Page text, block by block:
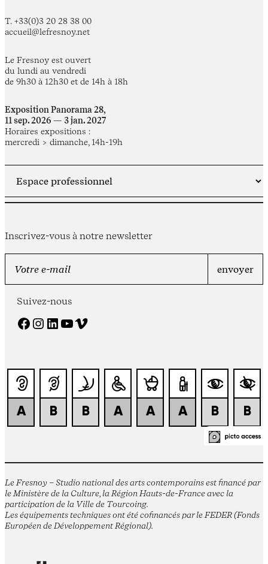
T. +33(0)3 20 28 38 00
accueil@lefresnoy.net
Le Fresnoy est ouvert
du lundi au vendredi
de 9h30 à 12h30 et de 14h à 18h
Exposition Panorama 28,
11 sep. 2026 — 3 jan. 2027
Horaires expositions :
mercredi > dimanche, 14h-19h
Inscrivez-vous à notre newsletter
Suivez-nous
Facebook Instagram LinkedIn YouTube Vimeo
Le Fresnoy – Studio national des arts contemporains est financé par
le Ministère de la Culture, la Région Hauts-de-France avec la
participation de la Ville de Tourcoing.
Les équipements techniques ont été cofinancés par le FEDER (Fonds
Européen de Développement Régional).